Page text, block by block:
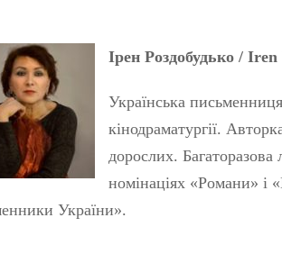
Ірен Роздобудько / Iren
Українська
кінодраматургії.
дорослих. Багаторазова
номінаціях «Романи» і
України».